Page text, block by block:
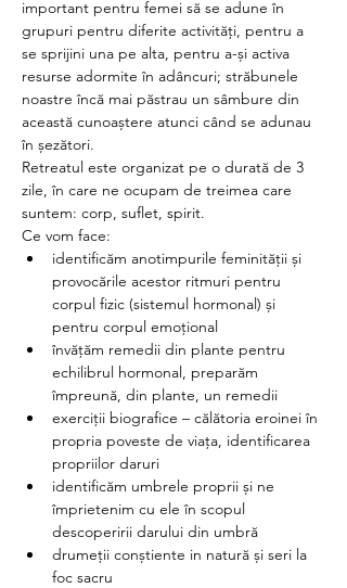
important pentru femei să se adune în
grupuri pentru diferite activități, pentru a
se sprijini una pe alta, pentru a-și activa
resurse adormite în adâncuri; străbunele
noastre încă mai păstrau un sâmbure din
această cunoaștere atunci când se adunau
în șezători.
Retreatul este organizat pe o durată de 3
zile, în care ne ocupam de treimea care
suntem: corp, suflet, spirit.
Ce vom face:
identificăm anotimpurile feminității și
provocările acestor ritmuri pentru
corpul fizic (sistemul hormonal) și
pentru corpul emoțional
învățăm remedii din plante pentru
echilibrul hormonal, preparăm
împreună, din plante, un remedii
exerciții biografice – călătoria eroinei în
propria poveste de viața, identificarea
propriilor daruri
identificăm umbrele proprii și ne
împrietenim cu ele în scopul
descoperirii darului din umbră
drumeții conștiente in natură și seri la
foc sacru